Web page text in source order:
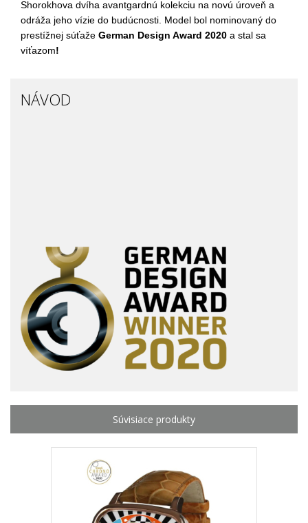
Shorokhova dvíha avantgardnú kolekciu na novú úroveň a
odráža jeho vízie do budúcnosti. Model bol nominovaný do
prestížnej súťaže German Design Award 2020 a stal sa
víťazom!
NÁVOD